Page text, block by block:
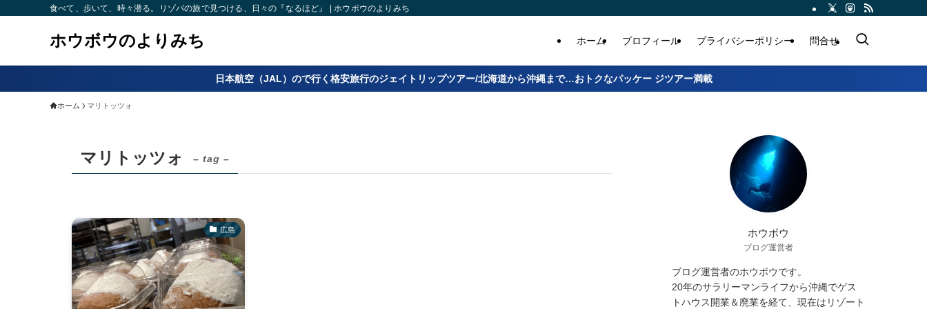
食べて、歩いて、時々潜る。リゾバの旅で見つける、日々の『なるほど』 | ホウボウのよりみち
ホウボウのよりみち ホーム プロフィール プライバシーポリシー 問合せ
日本航空（JAL）ので行く格安旅行のジェイトリップツアー/北海道から沖縄まで…おトクなパッケー ジツアー満載
ホーム マリトッツォ
マリトッツォ – tag –
広島 ホウボウ
ブログ運営者
ブログ運営者のホウボウです。
20年のサラリーマンライフから沖縄でゲス
トハウス開業＆廃業を経て、現在はリゾート